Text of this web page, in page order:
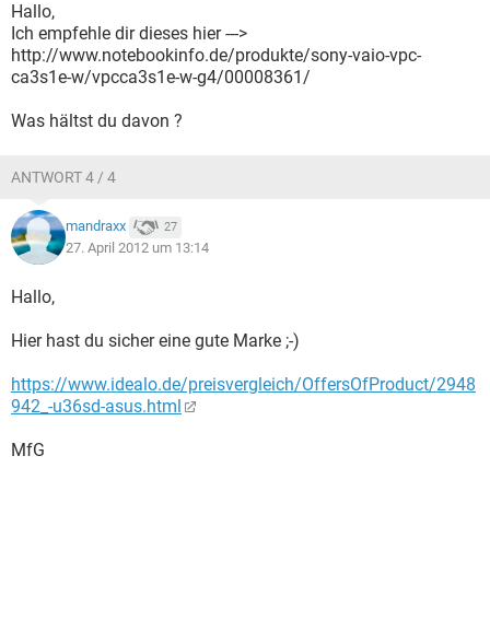
Hallo,
Ich empfehle dir dieses hier --->
http://www.notebookinfo.de/produkte/sony-vaio-vpc-
ca3s1e-w/vpcca3s1e-w-g4/00008361/
Was hältst du davon ?
ANTWORT 4 / 4
mandraxx 27
27. April 2012 um 13:14
Hallo,
Hier hast du sicher eine gute Marke ;-)
https://www.idealo.de/preisvergleich/OffersOfProduct/2948
942_-u36sd-asus.html
MfG